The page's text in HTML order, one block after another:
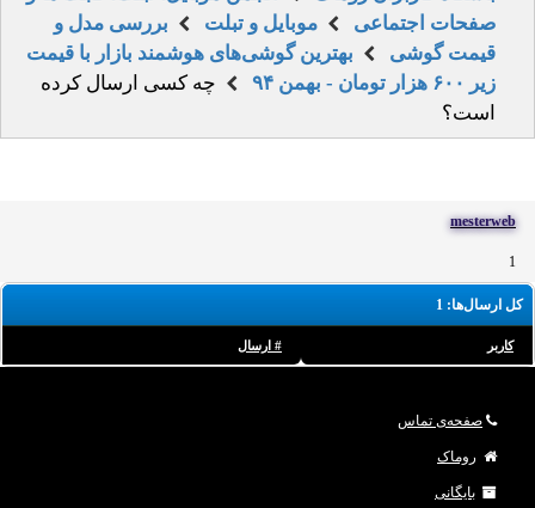
صفحات اجتماعی
موبایل و تبلت
بررسی مدل و
قیمت گوشی
بهترین گوشی‌های هوشمند بازار با قیمت
زیر ۶۰۰ هزار تومان - بهمن ۹۴
چه کسی ارسال کرده
است؟
mesterweb
1
کل ارسال‌ها: 1
کاربر # ارسال
صفحه‌ی تماس
روماک
بایگانی